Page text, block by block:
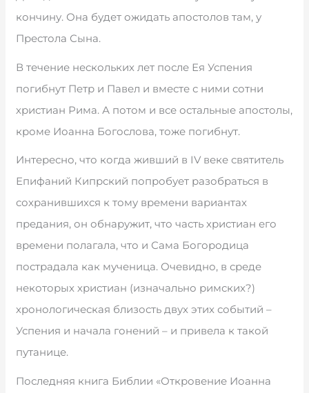
кончину. Она будет ожидать апостолов там, у
Престола Сына.
В течение нескольких лет после Ея Успения
погибнут Петр и Павел и вместе с ними сотни
христиан Рима. А потом и все остальные апостолы,
кроме Иоанна Богослова, тоже погибнут.
Интересно, что когда живший в IV веке святитель
Епифаний Кипрский попробует разобраться в
сохранившихся к тому времени вариантах
предания, он обнаружит, что часть христиан его
времени полагала, что и Сама Богородица
пострадала как мученица. Очевидно, в среде
некоторых христиан (изначально римских?)
хронологическая близость двух этих событий –
Успения и начала гонений – и привела к такой
путанице.
Последняя книга Библии «Откровение Иоанна